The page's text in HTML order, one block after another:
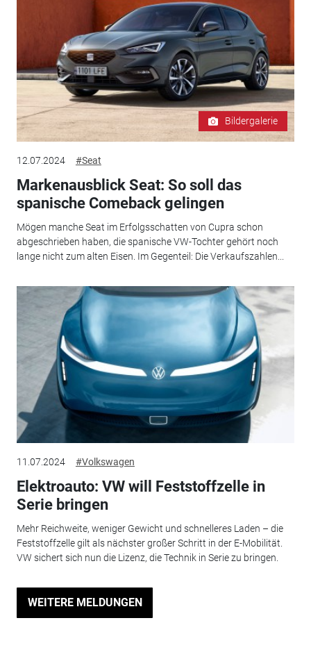
Bildergalerie
12.07.2024 #Seat
Markenausblick Seat: So soll das
spanische Comeback gelingen
Mögen manche Seat im Erfolgsschatten von Cupra schon
abgeschrieben haben, die spanische VW-Tochter gehört noch
lange nicht zum alten Eisen. Im Gegenteil: Die Verkaufszahlen...
11.07.2024 #Volkswagen
Elektroauto: VW will Feststoffzelle in
Serie bringen
Mehr Reichweite, weniger Gewicht und schnelleres Laden – die
Feststoffzelle gilt als nächster großer Schritt in der E-Mobilität.
VW sichert sich nun die Lizenz, die Technik in Serie zu bringen.
WEITERE MELDUNGEN